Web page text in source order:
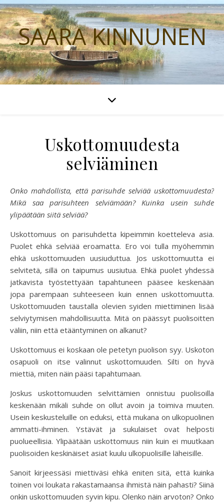
SAARA KINNUNEN
Uskottomuudesta
selviäminen
Onko mahdollista, että parisuhde selviää uskottomuudesta?
Mikä saa parisuhteen selviämään? Kuinka usein suhde
ylipäätään siitä selviää?
Uskottomuus on parisuhdetta kipeimmin koetteleva asia.
Puolet ehkä selviää eroamatta. Ero voi tulla myöhemmin
ehkä uskottomuuden uusiuduttua. Jos uskottomuutta ei
selvitetä, sillä on taipumus uusiutua. Ehkä puolet yhdessä
jatkavista työstettyään tapahtuneen pääsee keskenään
jopa parempaan suhteeseen kuin ennen uskottomuutta.
Uskottomuuden taustalla olevien syiden miettiminen lisää
selviytymisen mahdollisuutta. Mitä on päässyt puolisoitten
väliin, niin että etääntyminen on alkanut?
Uskottomuus ei koskaan ole petetyn puolison syy. Uskoton
osapuoli on itse valinnut uskottomuuden. Silti on hyvä
miettiä, miten näin pääsi tapahtumaan.
Joskus uskottomuuden selvittämien onnistuu puolisoilla
keskenään mikäli suhde on ollut avoin ja toimiva muuten.
Usein keskusteluille on eduksi, että mukana on ulkopuolinen
ammatti-ihminen. Ystävät ja sukulaiset ovat helposti
puolueellisia. Ylipäätään uskottomuus niin kuin ei muutkaan
puolisoiden keskinäiset asiat kuulu ulkopuolisille läheisille.
Sanoit kirjeessäsi miettiväsi ehkä eniten sitä, että kuinka
toinen voi loukata rakastamaansa ihmistä näin pahasti? Siinä
onkin uskottomuuden syvin kipu. Olenko näin arvoton? Onko